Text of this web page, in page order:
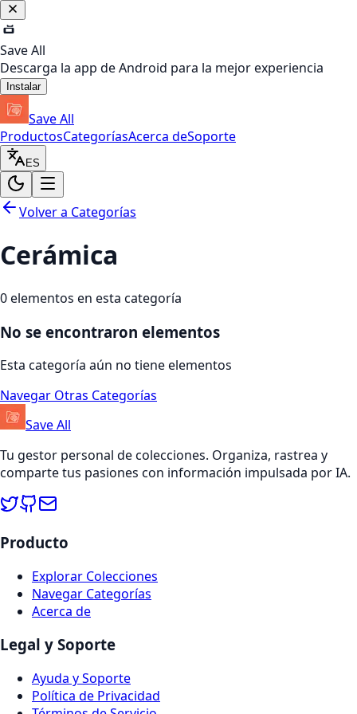
Save All
Descarga la app de Android para la mejor experiencia
Instalar
Save All
ProductosCategoríasAcerca deSoporte
ES
Volver a Categorías
Cerámica
0elementos en esta categoría
No se encontraron elementos
Esta categoría aún no tiene elementos
Navegar Otras Categorías
Save All
Tu gestor personal de colecciones. Organiza, rastrea y
comparte tus pasiones con información impulsada por IA.
Producto
Explorar Colecciones
Navegar Categorías
Acerca de
Legal y Soporte
Ayuda y Soporte
Política de Privacidad